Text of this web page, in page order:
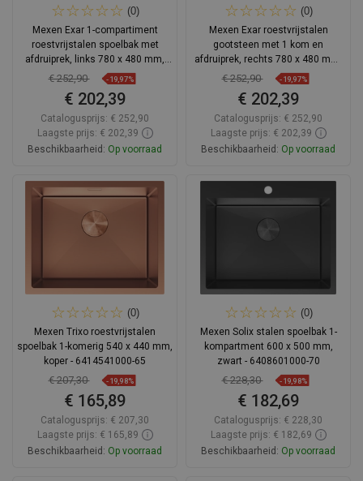
(0)
Mexen Exar 1-compartiment
roestvrijstalen spoelbak met
afdruiprek, links 780 x 480 mm,
inox - 6433781010L-01
€ 252,90 -19,97%
€ 202,39
Catalogusprijs: € 252,90
Laagste prijs: € 202,39
Beschikbaarheid: Op voorraad
In winkelwagen
(0)
Mexen Exar roestvrijstalen
gootsteen met 1 kom en
afdruiprek, rechts 780 x 480 mm,
inox - 6434781010P-01
€ 252,90 -19,97%
€ 202,39
Catalogusprijs: € 252,90
Laagste prijs: € 202,39
Beschikbaarheid: Op voorraad
In winkelwagen
(0)
Mexen Trixo roestvrijstalen
spoelbak 1-komerig 540 x 440 mm,
koper - 6414541000-65
€ 207,30 -19,98%
€ 165,89
Catalogusprijs: € 207,30
Laagste prijs: € 165,89
Beschikbaarheid: Op voorraad
(0)
Mexen Solix stalen spoelbak 1-
kompartment 600 x 500 mm,
zwart - 6408601000-70
€ 228,30 -19,98%
€ 182,69
Catalogusprijs: € 228,30
Laagste prijs: € 182,69
Beschikbaarheid: Op voorraad